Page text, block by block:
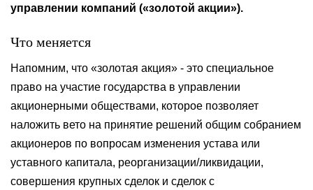
управлении компаний («золотой акции»).
Что меняется
Напомним, что «золотая акция» - это специальное
право на участие государства в управлении
акционерными обществами, которое позволяет
наложить вето на принятие решений общим собранием
акционеров по вопросам изменения устава или
уставного капитала, реорганизации/ликвидации,
совершения крупных сделок и сделок с